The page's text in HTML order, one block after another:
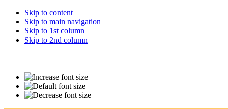
Skip to content
Skip to main navigation
Skip to 1st column
Skip to 2nd column